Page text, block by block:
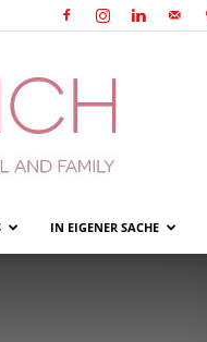
IN EIGENER SACHE